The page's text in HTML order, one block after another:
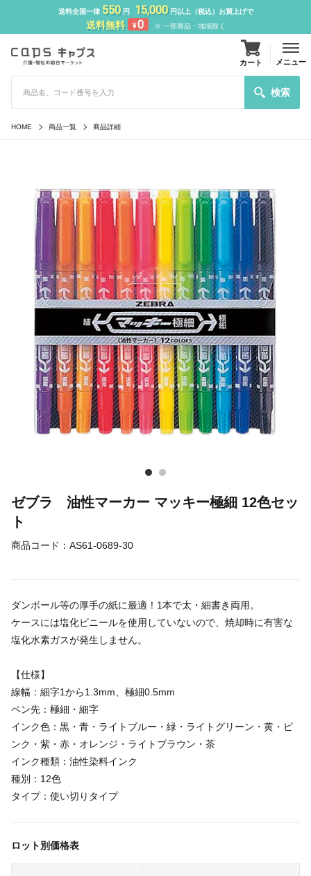
送料全国一律 550円 15,000円以上（税込）お買上げで
送料無料 ¥0 ※ 一部商品・地域除く
検索
カート メニュー
HOME 商品一覧 商品詳細
ゼブラ 油性マーカー マッキー極細 12色セッ
ト
商品コード： AS61-0689-30
ダンボール等の厚手の紙に最適！1本で太・細書き両用。
ケースには塩化ビニールを使用していないので、焼却時に有害な
塩化水素ガスが発生しません。
【仕様】
線幅：細字1から1.3mm、極細0.5mm
ペン先：極細・細字
インク色：黒・青・ライトブルー・緑・ライトグリーン・黄・ピ
ンク・紫・赤・オレンジ・ライトブラウン・茶
インク種類：油性染料インク
種別：12色
タイプ：使い切りタイプ
ロット別価格表